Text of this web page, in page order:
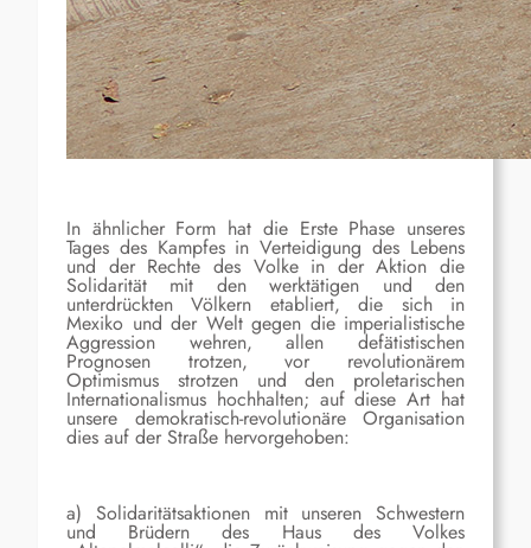
In ähnlicher Form hat die Erste Phase unseres
Tages des Kampfes in Verteidigung des Lebens
und der Rechte des Volke in der Aktion die
Solidarität mit den werktätigen und den
unterdrückten Völkern etabliert, die sich in
Mexiko und der Welt gegen die imperialistische
Aggression wehren, allen defätistischen
Prognosen trotzen, vor revolutionärem
Optimismus strotzen und den proletarischen
Internationalismus hochhalten; auf diese Art hat
unsere demokratisch-revolutionäre Organisation
dies auf der Straße hervorgehoben:
a) Solidaritätsaktionen mit unseren Schwestern
und Brüdern des Haus des Volkes